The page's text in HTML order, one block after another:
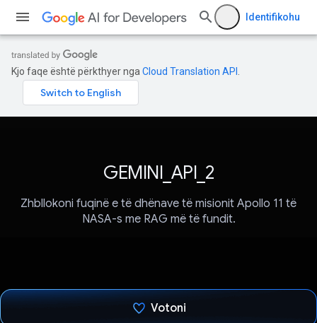
Identifikohu
Kjo faqe është përkthyer nga Cloud Translation API
GEMINI_API_2
Zhbllokoni fuqinë e të dhënave të misionit Apollo 11 të
NASA-s me RAG më të fundit.
Votoni